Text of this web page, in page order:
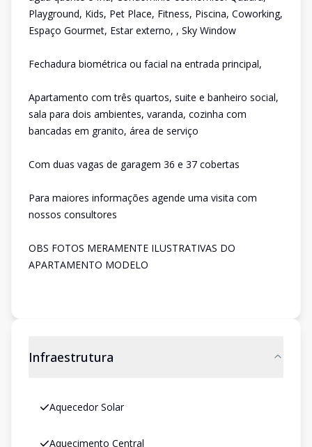
Playground, Kids, Pet Place, Fitness, Piscina, Coworking,
Espaço Gourmet, Estar externo, , Sky Window
Fechadura biométrica ou facial na entrada principal,
Apartamento com três quartos, suite e banheiro social,
sala para dois ambientes, varanda, cozinha com
bancadas em granito, área de serviço
Com duas vagas de garagem 36 e 37 cobertas
Para maiores informações agende uma visita com
nossos consultores
OBS FOTOS MERAMENTE ILUSTRATIVAS DO
APARTAMENTO MODELO
Infraestrutura
Aquecedor Solar
Aquecimento Central